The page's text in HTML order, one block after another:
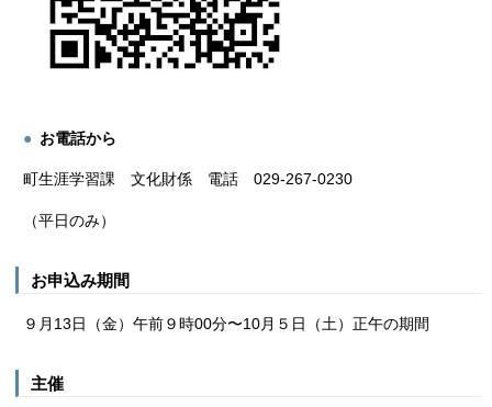
お電話から
町生涯学習課 文化財係 電話 029-267-0230
（平日のみ）
お申込み期間
９月13日（金）午前９時00分〜10月５日（土）正午の期間
主催